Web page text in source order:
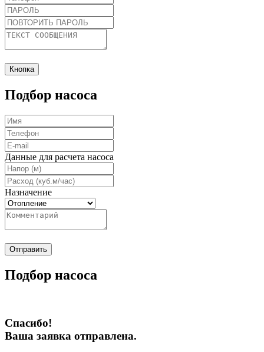
Кнопка
Подбор насоса
Данные для расчета насоса
Назначение
Отправить
Подбор насоса
Спасибо!
Ваша заявка отправлена.